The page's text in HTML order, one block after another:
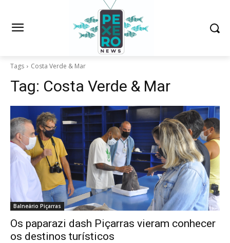
Tags Costa Verde & Mar
Tag: Costa Verde & Mar
Balneário Piçarras
Os paparazi dash Piçarras vieram conhecer
os destinos turísticos